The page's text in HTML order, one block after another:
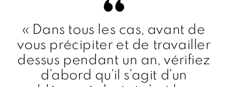
« Dans tous les cas, avant de
vous précipiter et de travailler
dessus pendant un an, vérifiez
d’abord qu’il s’agit d’un